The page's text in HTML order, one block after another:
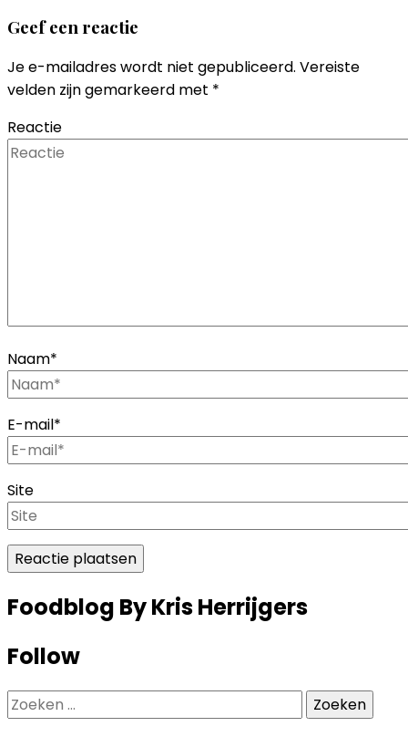
Geef een reactie
Je e-mailadres wordt niet gepubliceerd. Vereiste
velden zijn gemarkeerd met *
Reactie
Naam*
E-mail*
Site
Foodblog By Kris Herrijgers
Follow
Zoeken
naar: